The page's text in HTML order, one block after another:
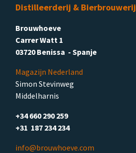
Distilleerderij & Bierbrouwerij
Brouwhoeve
Carrer Watt 1
03720 Benissa - Spanje
Magazijn Nederland
Simon Stevinweg
Middelharnis
+34 660 290 259
+31 187 234 234
info@brouwhoeve.com